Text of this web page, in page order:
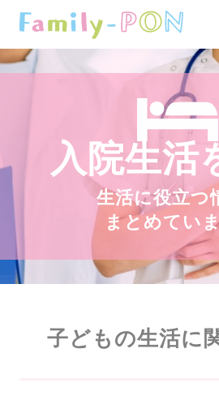
入院生活
生活に役立つ
まとめてい
子どもの生活に